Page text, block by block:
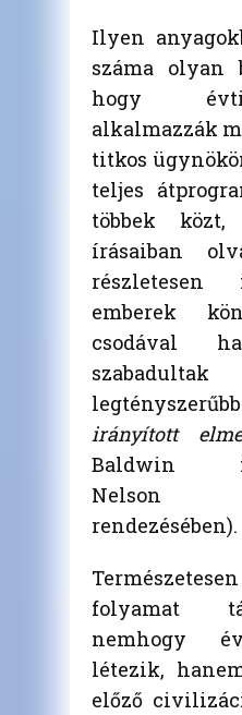
Ilyen
száma olyan
hogy
alkalmazzák
titkos
teljes
többek
írásaiban
emberek
csodával
irányított elme
Baldwin
Nelson
rendezésében).
folyamat
nemhogy
létezik,
előző